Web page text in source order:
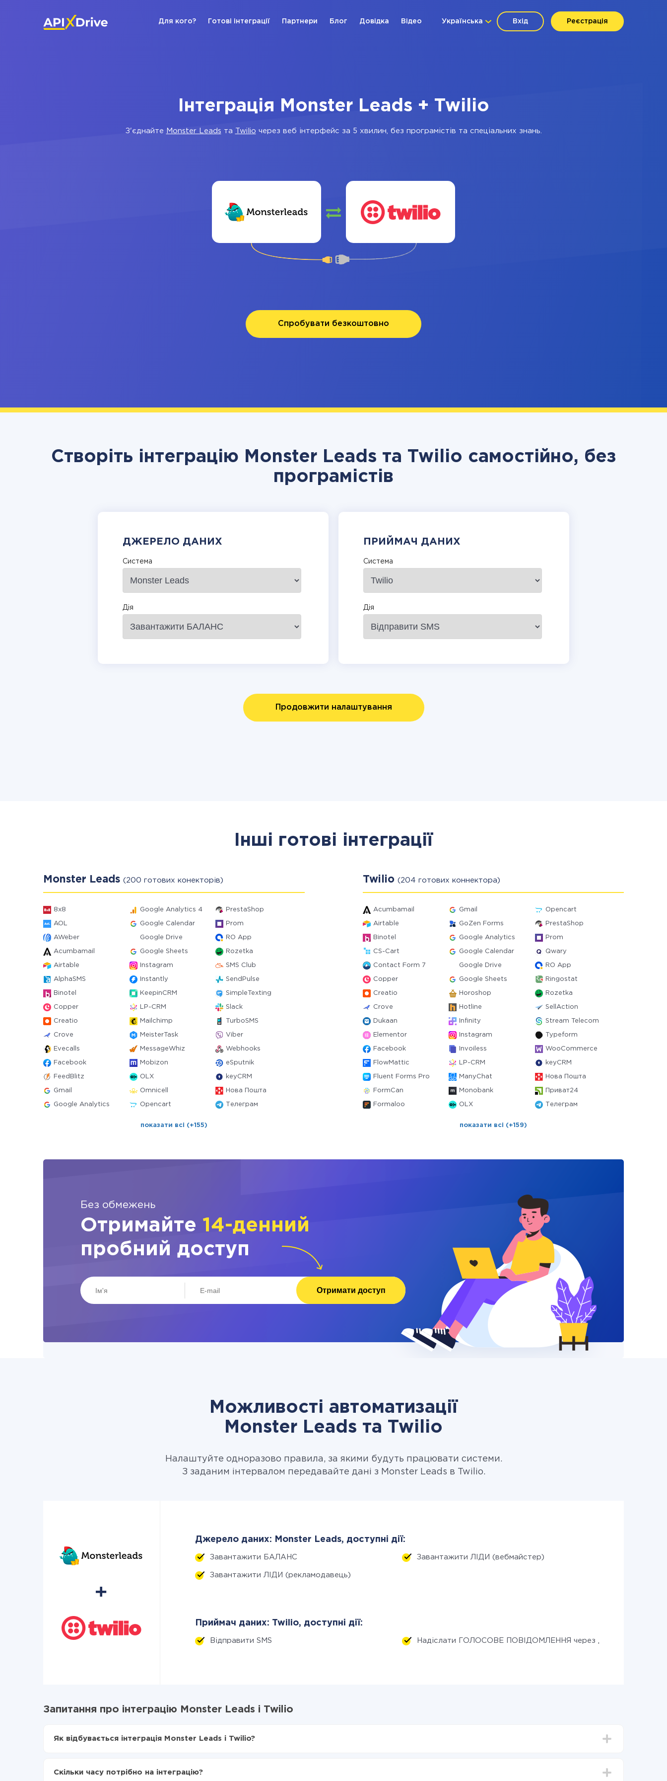
Вхід Реєстрація
Українська
Для кого? Готові інтеграції Партнери Блог Довідка Відео
Інтеграція Monster Leads + Twilio
З'єднайте Monster Leads та Twilio через веб інтерфейс за 5 хвилин, без програмістів та спеціальних знань.
Спробувати безкоштовно
Створіть інтеграцію Monster Leads та Twilio самостійно, без
програмістів
ДЖЕРЕЛО ДАНИХ
Система
Дія
ПРИЙМАЧ ДАНИХ
Система
Дія
Продовжити налаштування
Інші готові інтеграції
Monster Leads (200 готових конекторів)
8x8 Google Analytics 4 PrestaShop
AOL Google Calendar Prom
AWeber Google Drive RO App
Acumbamail Google Sheets Rozetka
Airtable Instagram SMS Club
AlphaSMS Instantly SendPulse
Binotel KeepinCRM SimpleTexting
Copper LP-CRM Slack
Creatio Mailchimp TurboSMS
Crove MeisterTask Viber
Evecalls MessageWhiz Webhooks
Facebook Mobizon eSputnik
FeedBlitz OLX keyCRM
Gmail Omnicell Нова Пошта
Google Analytics Opencart Телеграм
показати всі (+155)
Twilio (204 готових коннектора)
Acumbamail Gmail Opencart
Airtable GoZen Forms PrestaShop
Binotel Google Analytics Prom
CS-Cart Google Calendar Qwary
Contact Form 7 Google Drive RO App
Copper Google Sheets Ringostat
Creatio Horoshop Rozetka
Crove Hotline SellAction
Dukaan Infinity Stream Telecom
Elementor Instagram Typeform
Facebook Invoiless WooCommerce
FlowMattic LP-CRM keyCRM
Fluent Forms Pro ManyChat Нова Пошта
FormCan Monobank Приват24
Formaloo OLX Телеграм
показати всі (+159)
Без обмежень
Отримайте 14-денний
пробний доступ
Отримати доступ
Можливості автоматизації
Monster Leads та Twilio
Налаштуйте одноразово правила, за якими будуть працювати системи.
З заданим інтервалом передавайте дані з Monster Leads в Twilio.
Джерело даних: Monster Leads, доступні дії:
Завантажити БАЛАНС Завантажити ЛІДИ (вебмайстер)
Завантажити ЛІДИ (рекламодавець)
Приймач даних: Twilio, доступні дії:
Відправити SMS Надіслати ГОЛОСОВЕ ПОВІДОМЛЕННЯ через дзвінок
Запитання про інтеграцію Monster Leads і Twilio
Як відбувається інтеграція Monster Leads і Twilio?
Включаєте автооновлення
Скільки часу потрібно на інтеграцію?